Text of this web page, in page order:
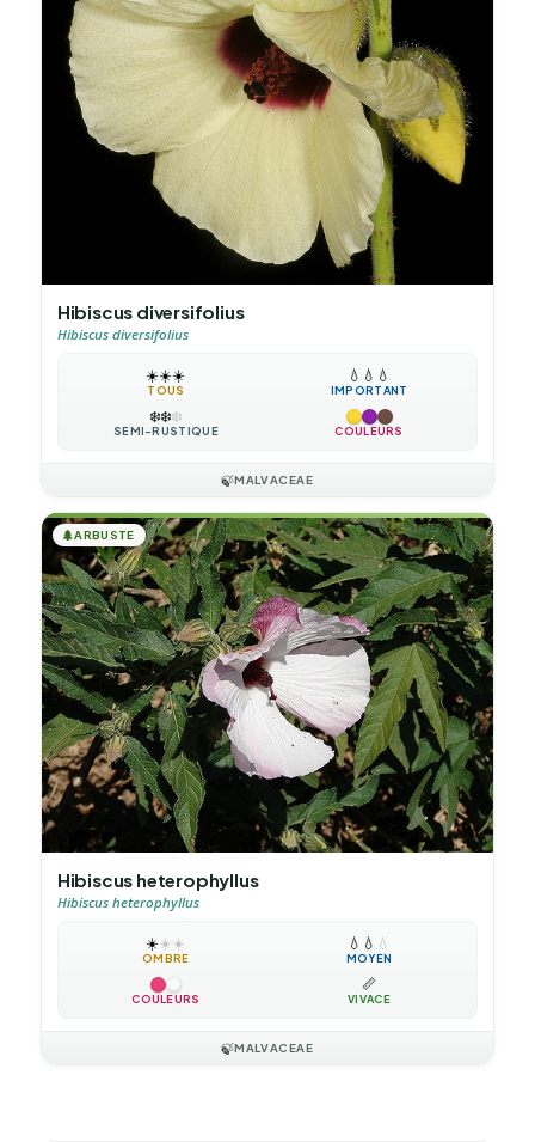
Hibiscus diversifolius
Hibiscus diversifolius
☀️☀️☀️
TOUS
💧 💧 💧
IMPORTANT
❄️❄️❄️
SEMI-RUSTIQUE COULEURS
🍃MALVACEAE
🌲ARBUSTE
Hibiscus heterophyllus
Hibiscus heterophyllus
☀️☀️☀️
OMBRE
💧 💧 💧
MOYEN
COULEURS
📏
VIVACE
🍃MALVACEAE